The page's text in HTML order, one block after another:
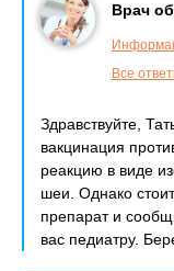
Врач
Все
Здравствуйте,
вакцинация
реакцию в виде
шеи. Однако
препарат и
вас педиатру.